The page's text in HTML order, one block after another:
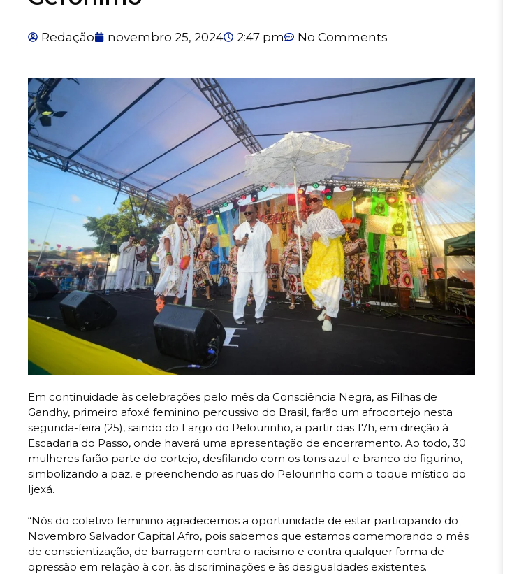
Redação novembro 25, 2024 2:47 pm No Comments
Em continuidade às celebrações pelo mês da Consciência Negra, as Filhas de
Gandhy, primeiro afoxé feminino percussivo do Brasil, farão um afrocortejo nesta
segunda-feira (25), saindo do Largo do Pelourinho, a partir das 17h, em direção à
Escadaria do Passo, onde haverá uma apresentação de encerramento. Ao todo, 30
mulheres farão parte do cortejo, desfilando com os tons azul e branco do figurino,
simbolizando a paz, e preenchendo as ruas do Pelourinho com o toque místico do
Ijexá.
“Nós do coletivo feminino agradecemos a oportunidade de estar participando do
Novembro Salvador Capital Afro, pois sabemos que estamos comemorando o mês
de conscientização, de barragem contra o racismo e contra qualquer forma de
opressão em relação à cor, às discriminações e às desigualdades existentes.